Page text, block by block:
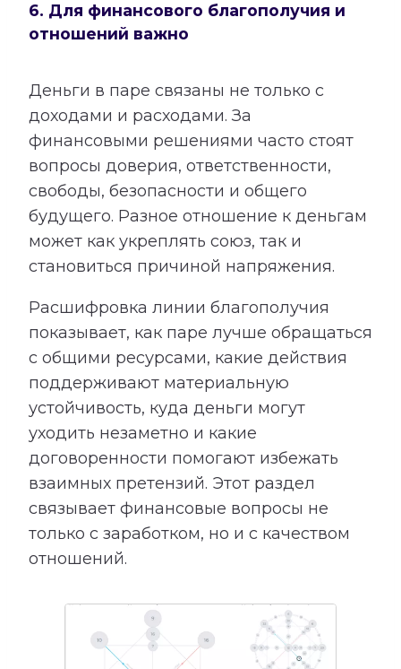
6. Для финансового благополучия и
отношений важно
Деньги в паре связаны не только с
доходами и расходами. За
финансовыми решениями часто стоят
вопросы доверия, ответственности,
свободы, безопасности и общего
будущего. Разное отношение к деньгам
может как укреплять союз, так и
становиться причиной напряжения.
Расшифровка линии благополучия
показывает, как паре лучше обращаться
с общими ресурсами, какие действия
поддерживают материальную
устойчивость, куда деньги могут
уходить незаметно и какие
договоренности помогают избежать
взаимных претензий. Этот раздел
связывает финансовые вопросы не
только с заработком, но и с качеством
отношений.